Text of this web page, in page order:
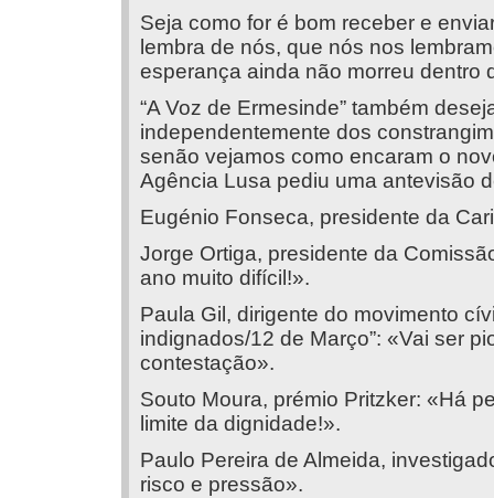
Seja como for é bom receber e
lembra de nós, que nós nos
esperança ainda não morreu dentro
“A Voz de Ermesinde” também
independentemente dos
senão vejamos como encaram o
Agência Lusa pediu uma antevisão
Eugénio Fonseca, presidente da
Jorge Ortiga, presidente da
ano muito difícil!».
Paula Gil, dirigente do movimento
indignados/12 de Março”: «Vai ser
contestação».
Souto Moura, prémio Pritzker: «Há
limite da dignidade!».
Paulo Pereira de Almeida,
risco e pressão».